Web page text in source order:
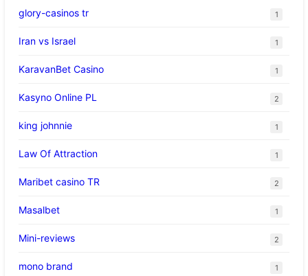
glory-casinos tr 1
Iran vs Israel 1
KaravanBet Casino 1
Kasyno Online PL 2
king johnnie 1
Law Of Attraction 1
Maribet casino TR 2
Masalbet 1
Mini-reviews 2
mono brand 1